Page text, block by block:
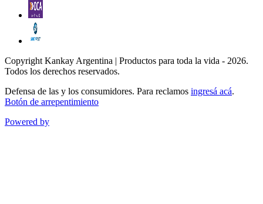
Copyright Kankay Argentina | Productos para toda la vida - 2026.
Todos los derechos reservados.
Defensa de las y los consumidores. Para reclamos ingresá acá.
Botón de arrepentimiento
Powered by